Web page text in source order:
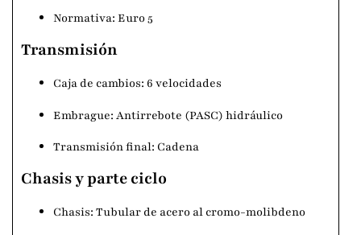
Normativa: Euro 5
Transmisión
Caja de cambios: 6 velocidades
Embrague: Antirrebote (PASC) hidráulico
Transmisión final: Cadena
Chasis y parte ciclo
Chasis: Tubular de acero al cromo-molibdeno